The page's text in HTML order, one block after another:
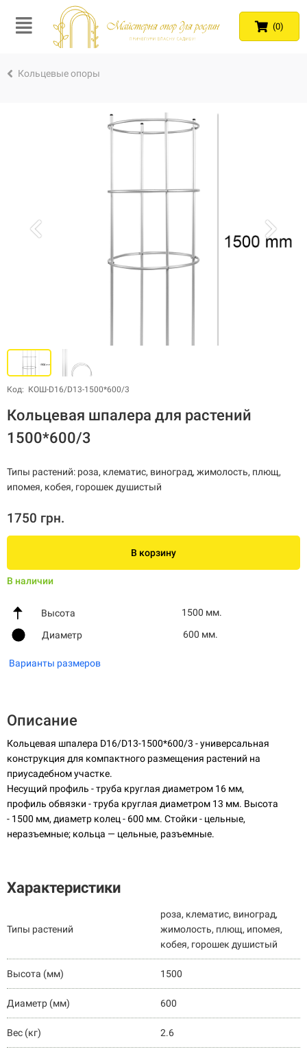
(0)
Кольцевые опоры
Код: КОШ-D16/D13-1500*600/3
Кольцевая шпалера для растений
1500*600/3
Типы растений: роза, клематис, виноград, жимолость, плющ,
ипомея, кобея, горошек душистый
1750 грн.
В корзину
В наличии
Высота 1500 мм.
Диаметр 600 мм.
Варианты размеров
Описание
Кольцевая шпалера D16/D13-1500*600/3 - универсальная
конструкция для компактного размещения растений на
приусадебном участке.
Несущий профиль - труба круглая диаметром 16 мм,
профиль обвязки - труба круглая диаметром 13 мм. Высота
- 1500 мм, диаметр колец - 600 мм. Стойки - цельные,
неразъемные; кольца — цельные, разъемные.
Характеристики
Типы растений
роза, клематис, виноград,
жимолость, плющ, ипомея,
кобея, горошек душистый
Высота (мм) 1500
Диаметр (мм) 600
Вес (кг) 2.6